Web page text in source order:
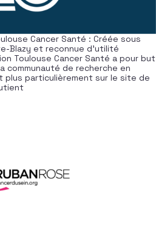
Cancer Santé : Créée sous
Blazy et reconnue d’utilité
Toulouse Cancer Santé a pour but
communauté de recherche en
plus particulièrement sur le site de